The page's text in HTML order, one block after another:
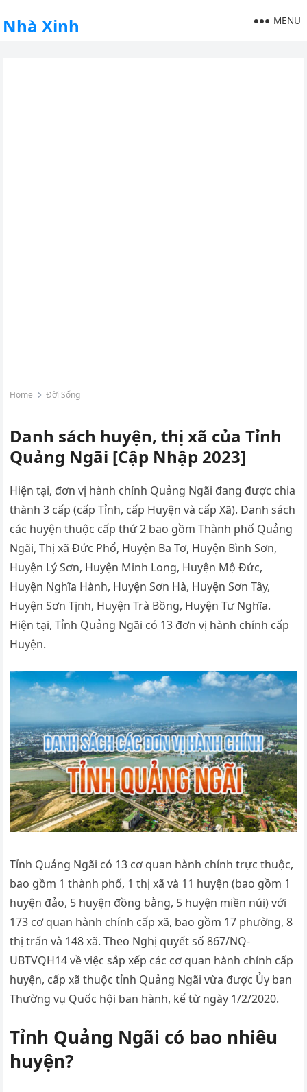
Nhà Xinh MENU
Home Đời Sống
Danh sách huyện, thị xã của Tỉnh
Quảng Ngãi [Cập Nhập 2023]
Hiện tại, đơn vị hành chính Quảng Ngãi đang được chia
thành 3 cấp (cấp Tỉnh, cấp Huyện và cấp Xã). Danh sách
các huyện thuộc cấp thứ 2 bao gồm Thành phố Quảng
Ngãi, Thị xã Đức Phổ, Huyện Ba Tơ, Huyện Bình Sơn,
Huyện Lý Sơn, Huyện Minh Long, Huyện Mộ Đức,
Huyện Nghĩa Hành, Huyện Sơn Hà, Huyện Sơn Tây,
Huyện Sơn Tịnh, Huyện Trà Bồng, Huyện Tư Nghĩa.
Hiện tại, Tỉnh Quảng Ngãi có 13 đơn vị hành chính cấp
Huyện.
Tỉnh Quảng Ngãi có 13 cơ quan hành chính trực thuộc,
bao gồm 1 thành phố, 1 thị xã và 11 huyện (bao gồm 1
huyện đảo, 5 huyện đồng bằng, 5 huyện miền núi) với
173 cơ quan hành chính cấp xã, bao gồm 17 phường, 8
thị trấn và 148 xã. Theo Nghị quyết số 867/NQ-
UBTVQH14 về việc sắp xếp các cơ quan hành chính cấp
huyện, cấp xã thuộc tỉnh Quảng Ngãi vừa được Ủy ban
Thường vụ Quốc hội ban hành, kể từ ngày 1/2/2020.
Tỉnh Quảng Ngãi có bao nhiêu
huyện?